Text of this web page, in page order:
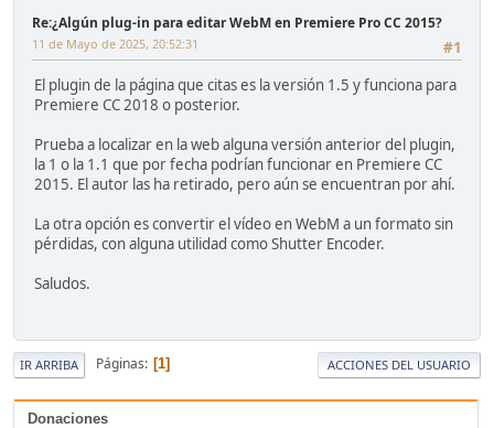
Donaciones
Re:¿Algún plug-in para editar WebM en Premiere Pro CC 2015?
#1
11 de Mayo de 2025, 20:52:31
El plugin de la página que citas es la versión 1.5 y funciona para
Premiere CC 2018 o posterior.
Prueba a localizar en la web alguna versión anterior del plugin,
la 1 o la 1.1 que por fecha podrían funcionar en Premiere CC
2015. El autor las ha retirado, pero aún se encuentran por ahí.
La otra opción es convertir el vídeo en WebM a un formato sin
pérdidas, con alguna utilidad como Shutter Encoder.
Saludos.
IR ARRIBA Páginas 1 ACCIONES DEL USUARIO